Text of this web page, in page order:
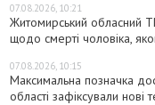
07.08.2026, 10:21
Житомирський обласний
щодо смерті чоловіка,
07.08.2026, 10:15
Максимальна позначка
області зафіксували